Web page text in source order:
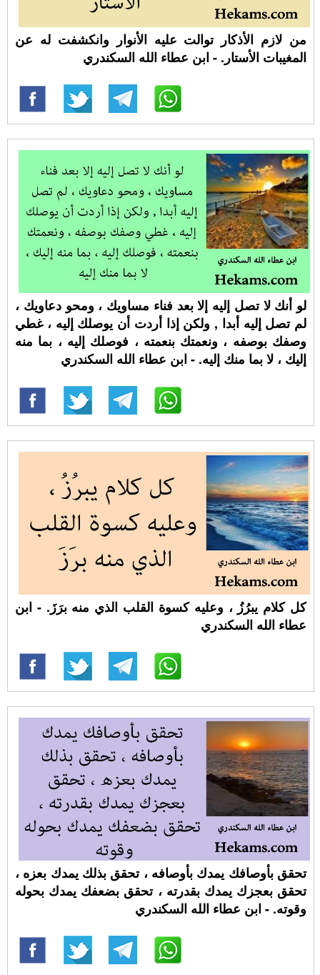
من لازم الأذكار توالت عليه الأنوار وانكشفت له عن
المغيبات الأستار. - ابن عطاء الله السكندري
لو أنك لا تصل إليه إلا بعد فناء مساويك ، ومحو دعاويك ،
لم تصل إليه أبدا , ولكن إذا أردت أن يوصلك إليه ، غطي
وصفك بوصفه ، ونعمتك بنعمته ، فوصلك إليه ، بما منه
إليك ، لا بما منك إليه. - ابن عطاء الله السكندري
كل كلام يبرُزُ ، وعليه كسوة القلب الذي منه برَزَ. - ابن
عطاء الله السكندري
تحقق بأوصافك يمدك بأوصافه ، تحقق بذلك يمدك بعزه ،
تحقق بعجزك يمدك بقدرته ، تحقق بضعفك يمدك بحوله
وقوته. - ابن عطاء الله السكندري